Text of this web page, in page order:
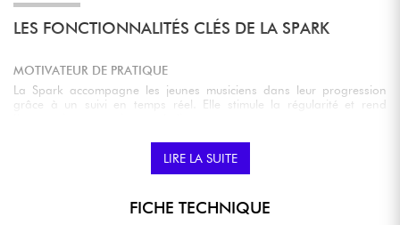
LES FONCTIONNALITÉS CLÉS DE LA SPARK
MOTIVATEUR DE PRATIQUE
La Spark accompagne les jeunes musiciens dans leur progression
grâce à un suivi en temps réel. Elle stimule la régularité et rend
directement au poignet. Une façon innovante et efficace de
LIRE LA SUITE
FICHE TECHNIQUE